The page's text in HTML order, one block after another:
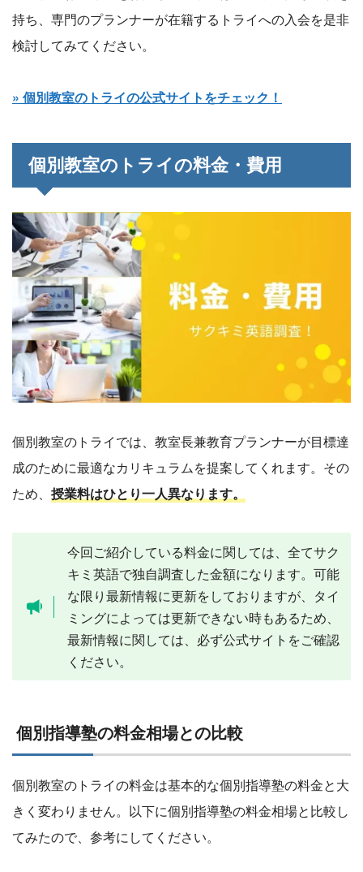
持ち、専門のプランナーが在籍するトライへの入会を是非
検討してみてください。
» 個別教室のトライの公式サイトをチェック！
個別教室のトライの料金・費用
個別教室のトライでは、教室長兼教育プランナーが目標達
成のために最適なカリキュラムを提案してくれます。その
ため、 授業料はひとり一人異なります。
今回ご紹介している料金に関しては、全てサク
キミ英語で独自調査した金額になります。可能
な限り最新情報に更新をしておりますが、タイ
ミングによっては更新できない時もあるため、
最新情報に関しては、必ず公式サイトをご確認
ください。
個別指導塾の料金相場との比較
個別教室のトライの料金は基本的な個別指導塾の料金と大
きく変わりません。以下に個別指導塾の料金相場と比較し
てみたので、参考にしてください。